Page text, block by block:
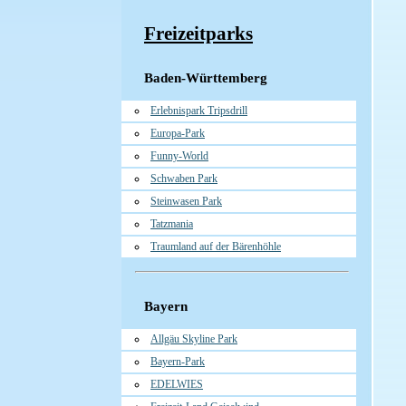
Freizeitparks
Baden-Württemberg
Erlebnispark Tripsdrill
Europa-Park
Funny-World
Schwaben Park
Steinwasen Park
Tatzmania
Traumland auf der Bärenhöhle
Bayern
Allgäu Skyline Park
Bayern-Park
EDELWIES